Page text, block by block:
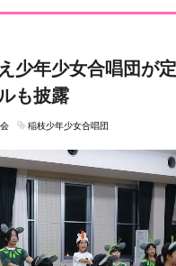
少年少女合唱団が
も披露
稲枝少年少女合唱団